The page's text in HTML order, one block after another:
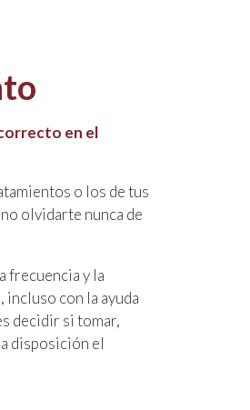
en el
o los de tus
olvidarte nunca de
frecuencia y la
con la ayuda
decidir si tomar,
disposición el